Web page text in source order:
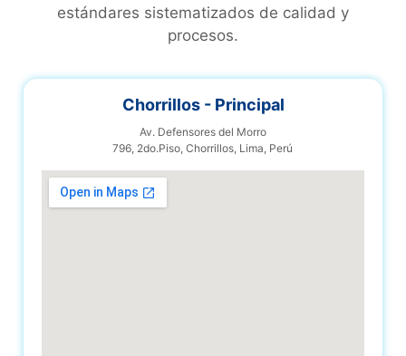
estándares sistematizados de calidad y
procesos.
Chorrillos - Principal
Av. Defensores del Morro
796, 2do.Piso, Chorrillos, Lima, Perú